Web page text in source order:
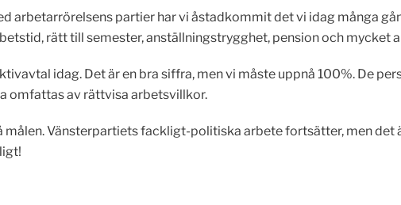
arbetarrörelsens partier har vi åstadkommit det vi idag många
rätt till semester, anställningstrygghet, pension och mycket
idag. Det är en bra siffra, men vi måste uppnå 100%. De
omfattas av rättvisa arbetsvillkor.
målen. Vänsterpartiets fackligt-politiska arbete fortsätter, men